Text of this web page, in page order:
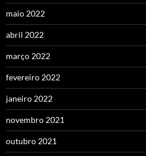
maio 2022
abril 2022
março 2022
fevereiro 2022
janeiro 2022
novembro 2021
outubro 2021